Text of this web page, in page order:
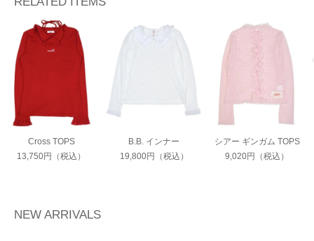
Cross TOPS
13,750円（税込）
B.B. インナー
19,800円（税込）
シアー ギンガム TOPS
9,020円（税込）
NEW ARRIVALS